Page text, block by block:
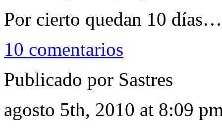
Por cierto quedan 10 días…
10 comentarios
Publicado por Sastres
agosto 5th, 2010 at 8:09